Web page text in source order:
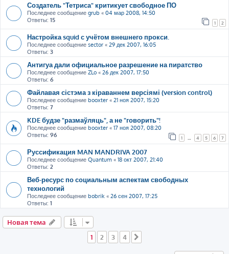
Создатель "Тетриса" критикует свободное ПО
Последнее сообщение grub « 04 мар 2008, 14:50
Ответы: 15 1 2
Настройка squid с учётом внешнего прокси.
Последнее сообщение sector « 29 дек 2007, 16:05
Ответы: 3
Антигуа дали официальное разрешение на пиратство
Последнее сообщение ZLo « 26 дек 2007, 17:50
Ответы: 6
Файлавая сістэма з кіраваннем версіямі (version control)
Последнее сообщение booxter « 21 ноя 2007, 15:20
Ответы: 7
KDE будзе "размаўляць", а не "говорить"!
Последнее сообщение booxter « 17 ноя 2007, 08:20
Ответы: 96 1 4 5 6 7
Руссификация MAN MANDRIVA 2007
Последнее сообщение Quantum « 18 окт 2007, 21:40
Ответы: 2
Веб-ресурс по социальным аспектам свободных
технологий
Последнее сообщение bobrik « 26 сен 2007, 17:25
Ответы: 1
Новая тема
1
2 3 4